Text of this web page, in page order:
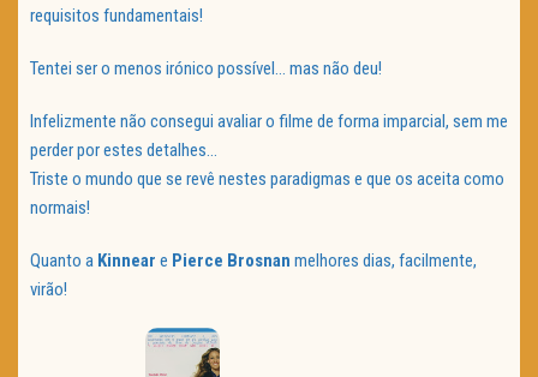
requisitos fundamentais!
Tentei ser o menos irónico possível… mas não deu!
Infelizmente não consegui avaliar o filme de forma imparcial, sem me
perder por estes detalhes…
Triste o mundo que se revê nestes paradigmas e que os aceita como
normais!
Quanto a Kinnear e Pierce Brosnan melhores dias, facilmente,
virão!